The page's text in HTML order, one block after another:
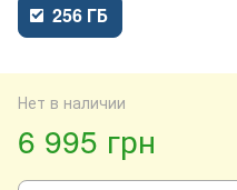
256 ГБ
Нет в наличии
6 995 грн